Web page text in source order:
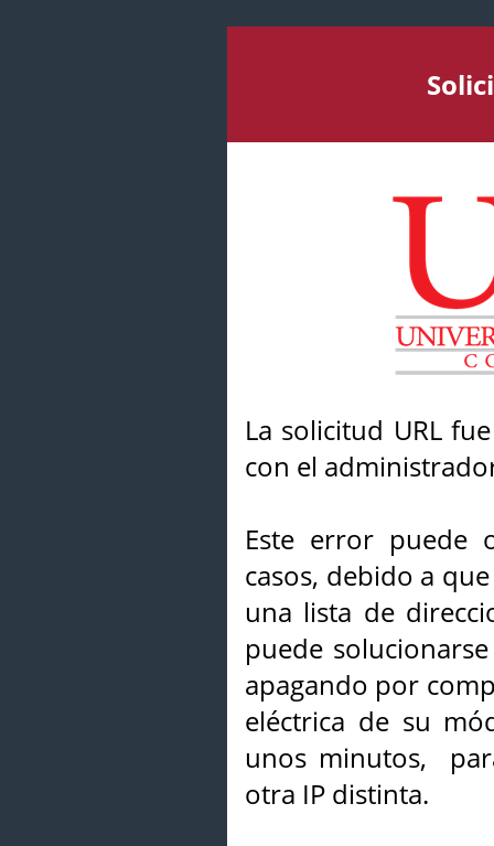
La solicitud URL
con el
Este error puede
casos, debido a
una lista de
puede
apagando por
eléctrica de su
unos minutos,
otra IP distinta.